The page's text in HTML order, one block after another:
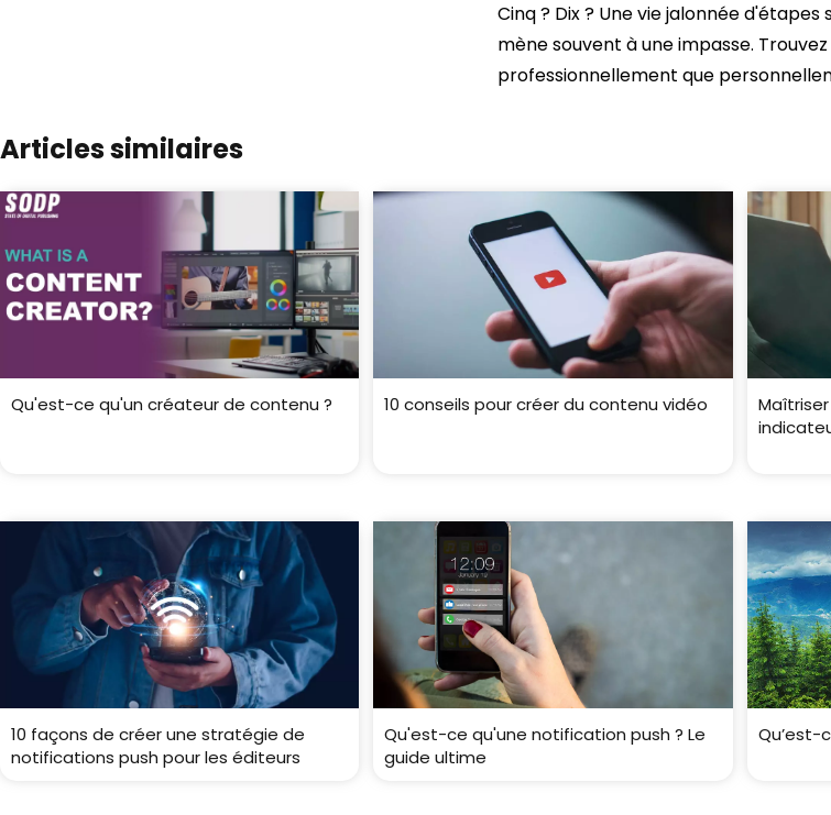
Cinq ? Dix ? Une vie jalonnée
mène souvent à une impasse.
professionnellement que
Articles similaires
Qu'est-ce qu'un créateur de contenu ? 10 conseils pour créer du contenu vidéo
10 façons de créer une stratégie de
notifications push pour les éditeurs
Qu'est-ce qu'une notification push ? Le
guide ultime
Qu’est-